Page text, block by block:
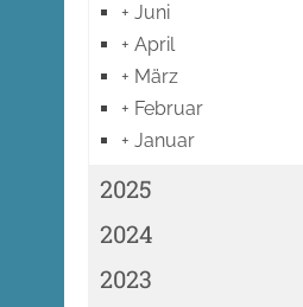
+ Juni
+ April
+ März
+ Februar
+ Januar
2025
2024
2023